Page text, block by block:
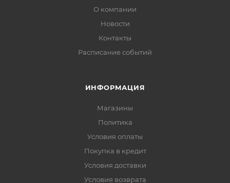
О компании
Новости
Контакты
Расписание событий
ИНФОРМАЦИЯ
Магазины
Политика
Условия оплаты
Покупка в кредит
Условия доставки
Условия возврата